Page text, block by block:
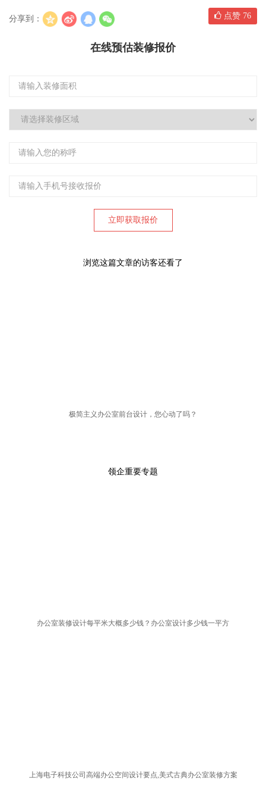
分享到： 点赞 76
在线预估装修报价
浏览这篇文章的访客还看了
极简主义办公室前台设计，您心动了吗？
领企重要专题
办公室装修设计每平米大概多少钱？办公室设计多少钱一平方
上海电子科技公司高端办公空间设计要点,美式古典办公室装修方案